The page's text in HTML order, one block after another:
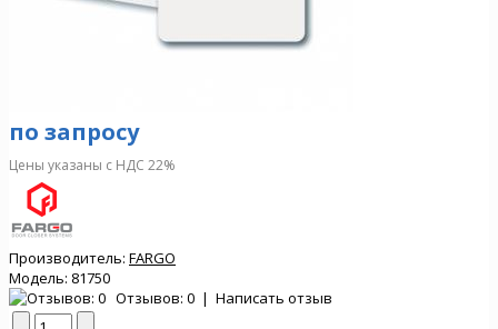
по запросу
Цены указаны с НДС 22%
Производитель: FARGO
Модель: 81750
Отзывов: 0 | Написать отзыв